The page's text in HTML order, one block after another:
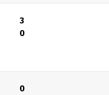
3
0
0